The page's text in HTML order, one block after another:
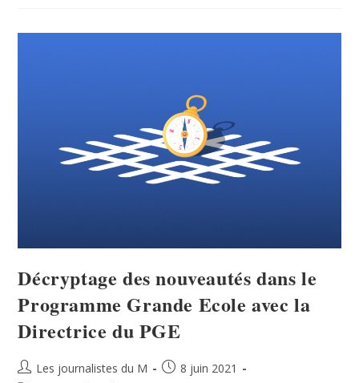
Décryptage des nouveautés dans le
Programme Grande Ecole avec la
Directrice du PGE
Les journalistes du M
8 juin 2021